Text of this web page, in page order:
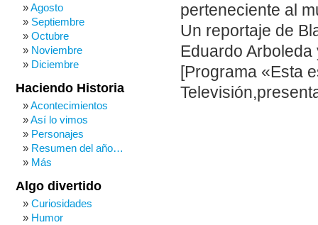
perteneciente al
Un reportaje de
Eduardo
[Programa «Esta
Agosto
Septiembre
Octubre
Noviembre
Diciembre
Haciendo Historia
Acontecimientos
Así lo vimos
Personajes
Resumen del año…
Más
Algo divertido
Curiosidades
Humor